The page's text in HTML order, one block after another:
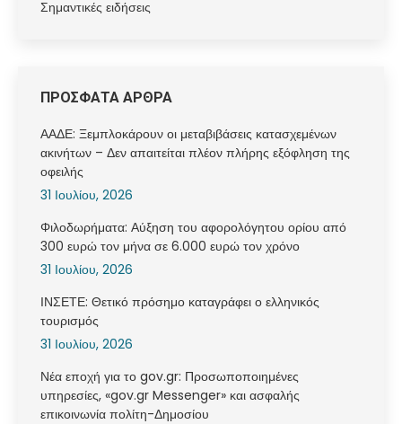
Σημαντικές ειδήσεις
ΠΡΟΣΦΑΤΑ ΑΡΘΡΑ
ΑΑΔΕ: Ξεμπλοκάρουν οι μεταβιβάσεις κατασχεμένων
ακινήτων – Δεν απαιτείται πλέον πλήρης εξόφληση της
οφειλής
31 Ιουλίου, 2026
Φιλοδωρήματα: Αύξηση του αφορολόγητου ορίου από
300 ευρώ τον μήνα σε 6.000 ευρώ τον χρόνο
31 Ιουλίου, 2026
ΙΝΣΕΤΕ: Θετικό πρόσημο καταγράφει ο ελληνικός
τουρισμός
31 Ιουλίου, 2026
Νέα εποχή για το gov.gr: Προσωποποιημένες
υπηρεσίες, «gov.gr Messenger» και ασφαλής
επικοινωνία πολίτη-Δημοσίου